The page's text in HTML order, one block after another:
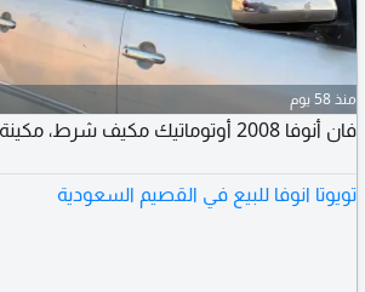
منذ 58 يوم
فان أنوفا 2008 أوتوماتيك مكيف شرط، مكينة وجير شرط.
تويوتا انوفا للبيع في القصيم السعودية